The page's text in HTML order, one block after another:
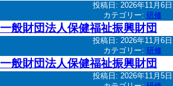
投稿日: 2026年11月6日
カテゴリー: 研修
一般財団法人保健福祉振興財団
投稿日: 2026年11月6日
カテゴリー: 研修
一般財団法人保健福祉振興財団
投稿日: 2026年11月5日